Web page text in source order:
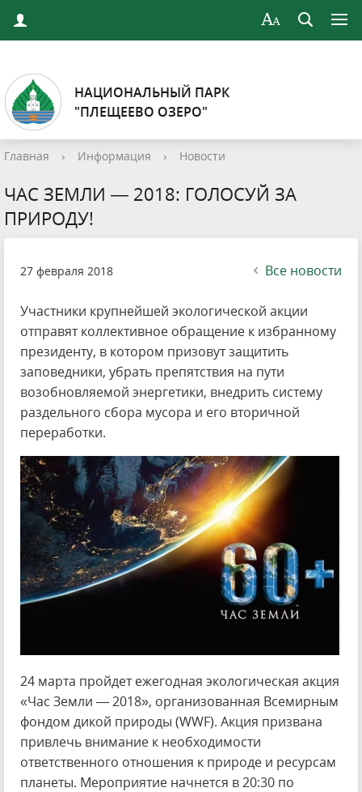
НАЦИОНАЛЬНЫЙ ПАРК
"ПЛЕЩЕЕВО ОЗЕРО"
Главная › Информация › Новости
ЧАС ЗЕМЛИ — 2018: ГОЛОСУЙ ЗА
ПРИРОДУ!
27 февраля 2018 Все новости
Участники крупнейшей экологической акции
отправят коллективное обращение к избранному
президенту, в котором призовут защитить
заповедники, убрать препятствия на пути
возобновляемой энергетики, внедрить систему
раздельного сбора мусора и его вторичной
переработки.
24 марта пройдет ежегодная экологическая акция
«Час Земли — 2018», организованная Всемирным
фондом дикой природы (WWF). Акция призвана
привлечь внимание к необходимости
ответственного отношения к природе и ресурсам
планеты. Мероприятие начнется в 20:30 по